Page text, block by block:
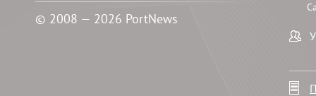
© 2008 — 2026 PortNews